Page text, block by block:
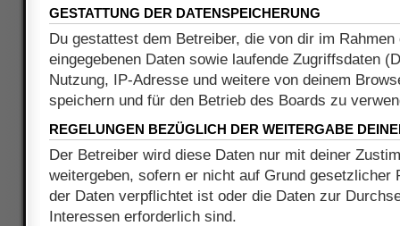
GESTATTUNG DER DATENSPEICHERUNG
Du gestattest dem Betreiber, die von dir im
eingegebenen Daten sowie laufende Zugriffsdaten
Nutzung, IP-Adresse und weitere von deinem
speichern und für den Betrieb des Boards zu
REGELUNGEN BEZÜGLICH DER WEITERGABE
Der Betreiber wird diese Daten nur mit deiner
weitergeben, sofern er nicht auf Grund gesetzlicher
der Daten verpflichtet ist oder die Daten zur
Interessen erforderlich sind.